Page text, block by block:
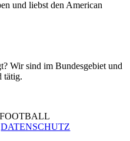
und liebst den American
Wir sind im Bundesgebiet und
tätig.
DATENSCHUTZ